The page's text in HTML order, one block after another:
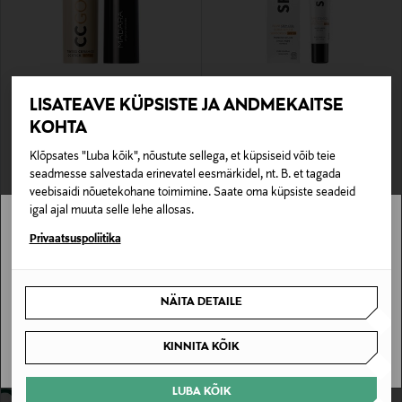
LISATEAVE KÜPSISTE JA ANDMEKAITSE
KOHTA
Klõpsates "Luba kõik", nõustute sellega, et küpsiseid võib teie
seadmesse salvestada erinevatel eesmärkidel, nt. B. et tagada
veebisaidi nõuetekohane toimimine. Saate oma küpsiste seadeid
igal ajal muuta selle lehe allosas.
Privaatsuspoliitika
NÄITA DETAILE
KINNITA KÕIK
LUBA KÕIK
MADARA
Meigipulk CC GO Tinted Ceramide CC
Stick SPF 32
alates Original Price
22,95 €
MADARA
Original Price
34,00 €
Stockmann pole Sinu riigis saadaval.
SAAN ARU